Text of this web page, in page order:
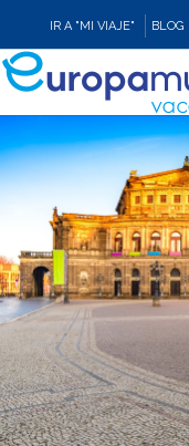
IR A "MI VIAJE" BLOG